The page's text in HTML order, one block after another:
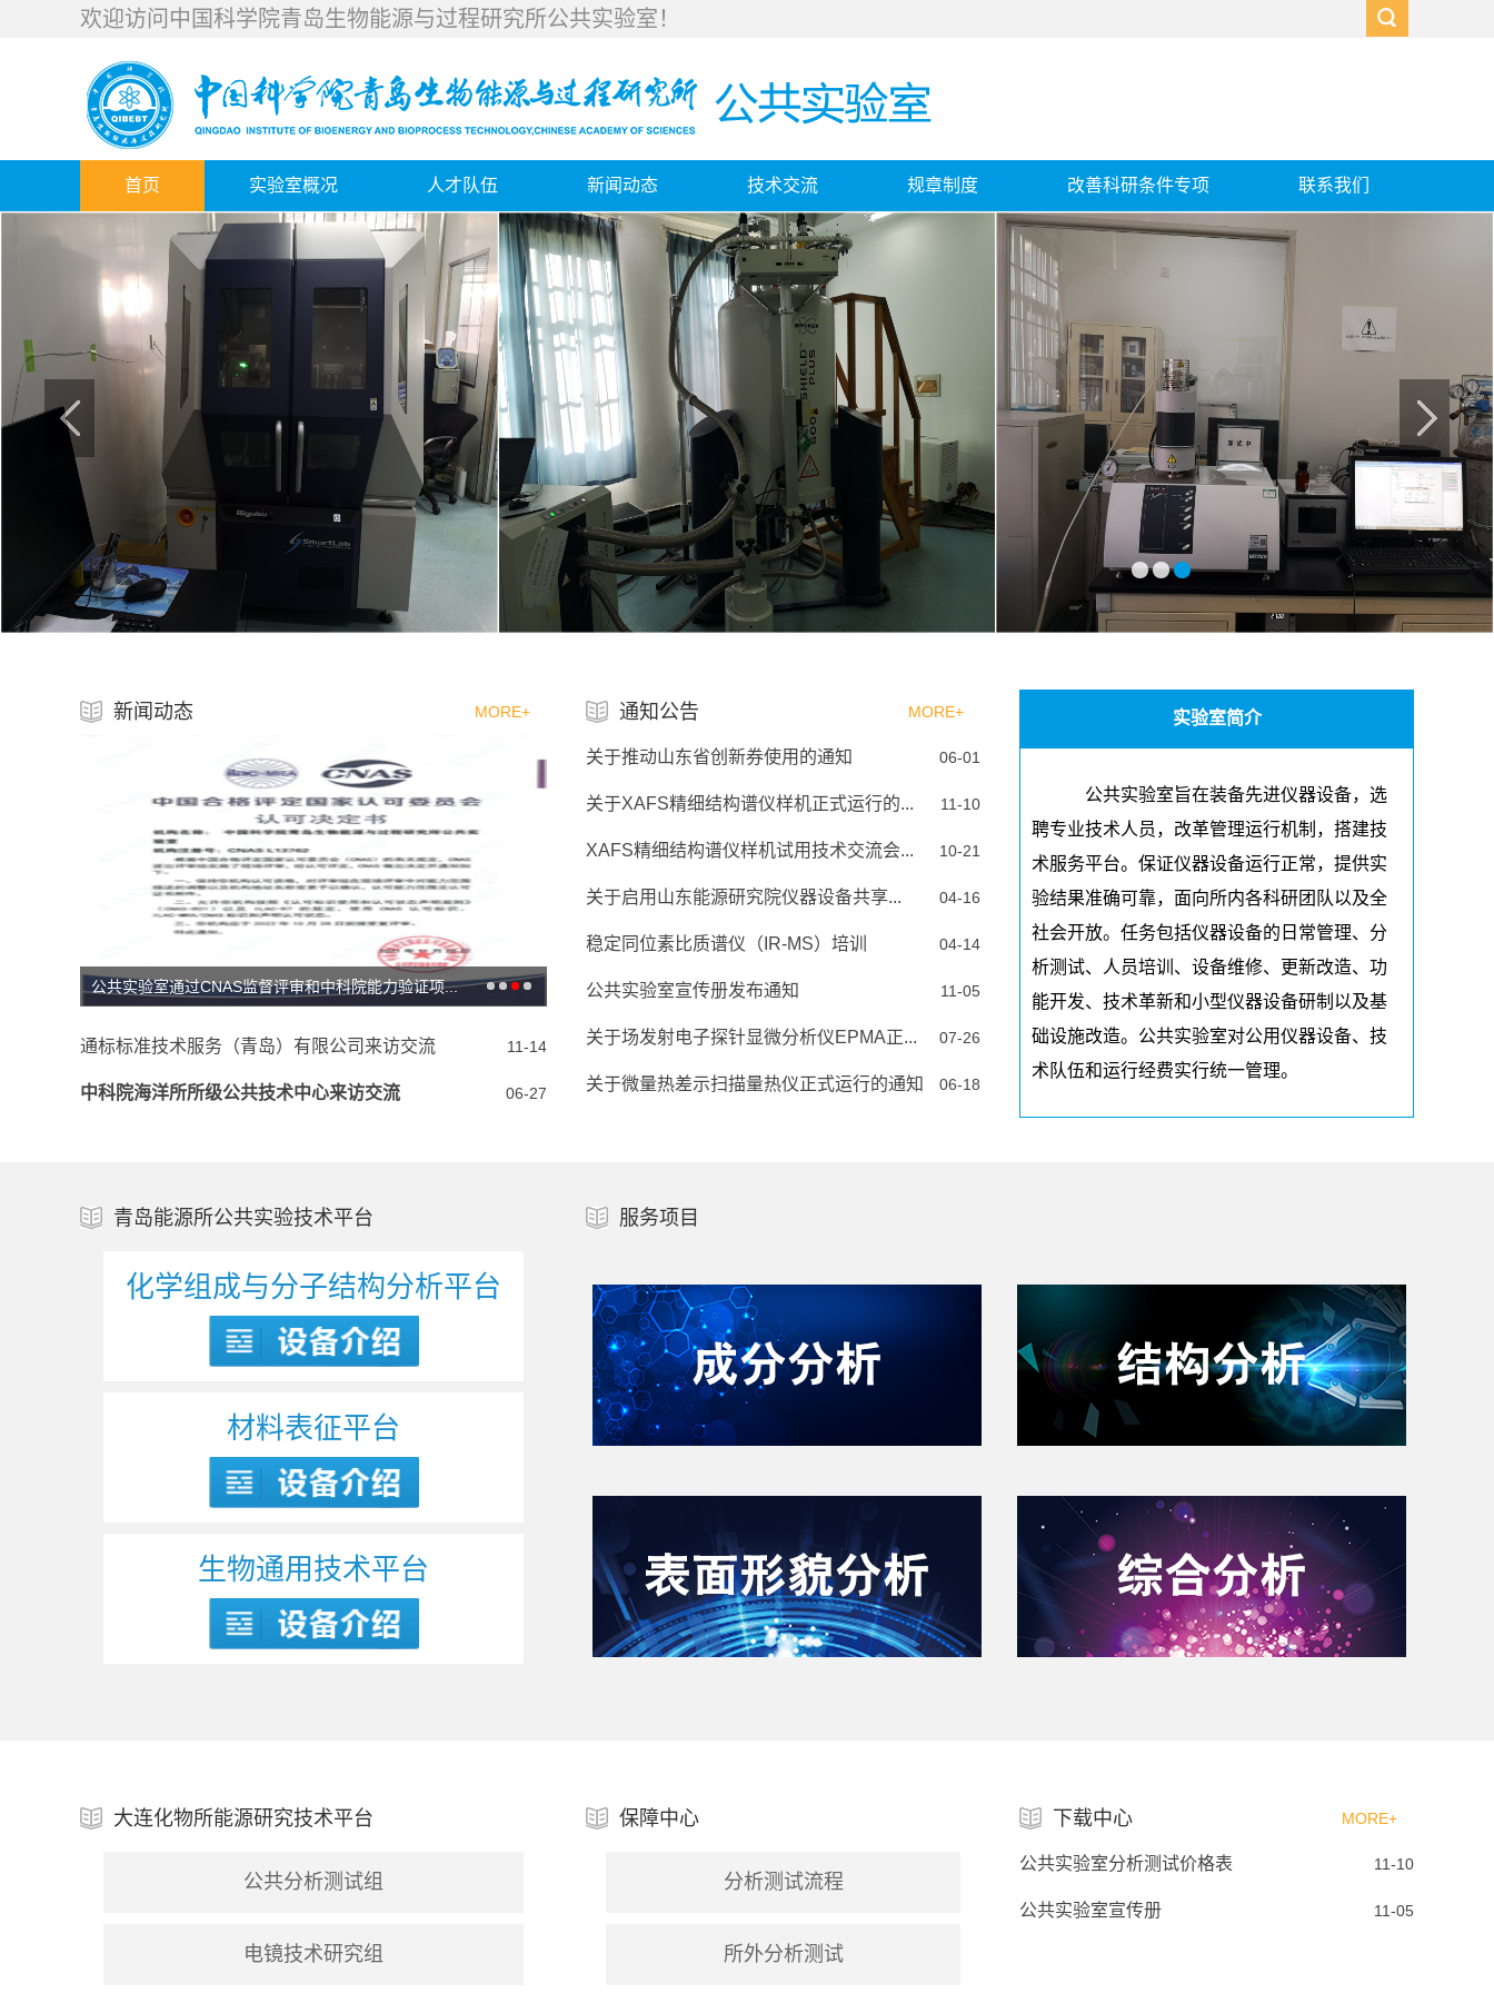
欢迎访问中国科学院青岛生物能源与过程研究所公共实验室！
首页 实验室概况 人才队伍 新闻动态 技术交流 规章制度 改善科研条件专项 联系我们
新闻动态 MORE+
岛津公司表面分析科学专家来所交流
11-14
通标标准技术服务（青岛）有限公司来访交流
06-27
中科院海洋所所级公共技术中心来访交流
通知公告 MORE+
06-01
关于推动山东省创新券使用的通知
11-10
关于XAFS精细结构谱仪样机正式运行的...
10-21
XAFS精细结构谱仪样机试用技术交流会...
04-16
关于启用山东能源研究院仪器设备共享...
04-14
稳定同位素比质谱仪（IR-MS）培训
11-05
公共实验室宣传册发布通知
07-26
关于场发射电子探针显微分析仪EPMA正...
06-18
关于微量热差示扫描量热仪正式运行的通知
实验室简介
公共实验室旨在装备先进仪器设备，选
聘专业技术人员，改革管理运行机制，搭建技
术服务平台。保证仪器设备运行正常，提供实
验结果准确可靠，面向所内各科研团队以及全
社会开放。任务包括仪器设备的日常管理、分
析测试、人员培训、设备维修、更新改造、功
能开发、技术革新和小型仪器设备研制以及基
础设施改造。公共实验室对公用仪器设备、技
术队伍和运行经费实行统一管理。
青岛能源所公共实验技术平台
化学组成与分子结构分析平台
材料表征平台
生物通用技术平台
服务项目
大连化物所能源研究技术平台
公共分析测试组
电镜技术研究组
保障中心
分析测试流程
所外分析测试
下载中心 MORE+
11-10
公共实验室分析测试价格表
11-05
公共实验室宣传册